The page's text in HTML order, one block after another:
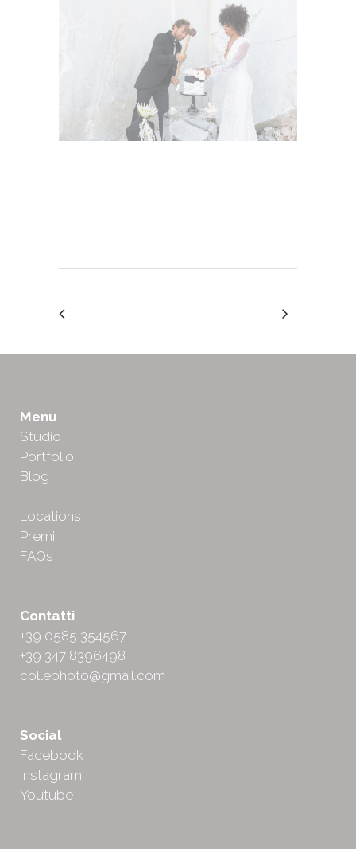
Menu
Studio
Portfolio
Blog
Locations
Premi
FAQs
Contatti
+39 0585 354567
+39 347 8396498
collephoto@gmail.com
Social
Facebook
Instagram
Youtube